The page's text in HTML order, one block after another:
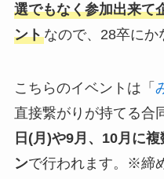
選でもなく参加出来て
ントなので、28卒にか
こちらのイベントは「
直接繋がりが持てる合
日(月)や9月、10月 に複
ンで行われます。※締